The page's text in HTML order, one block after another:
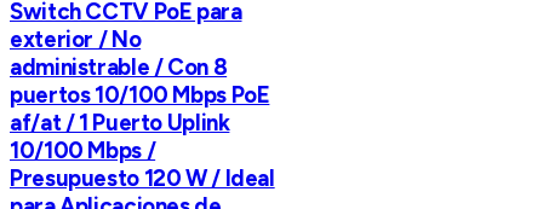
Switch CCTV PoE para
exterior / No
administrable / Con 8
puertos 10/100 Mbps PoE
af/at / 1 Puerto Uplink
10/100 Mbps /
Presupuesto 120 W / Ideal